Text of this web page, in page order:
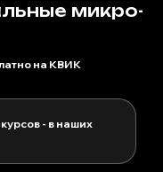
микро-
на КВИК
- в наших